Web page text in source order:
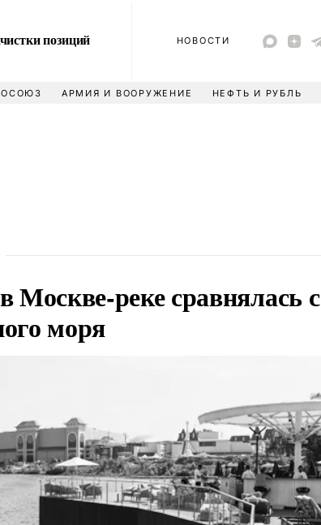
позиций
НОВОСТИ
АРМИЯ И ВООРУЖЕНИЕ НЕФТЬ И РУБЛЬ
Москве-реке сравнялась с
моря